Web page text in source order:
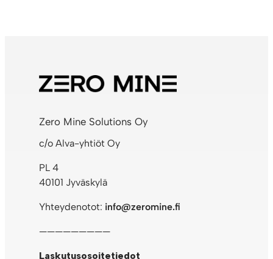
Zero Mine Solutions Oy
c/o Alva-yhtiöt Oy
PL 4
40101 Jyväskylä
Yhteydenotot: info@zeromine.fi
—————————
Laskutusosoitetiedot